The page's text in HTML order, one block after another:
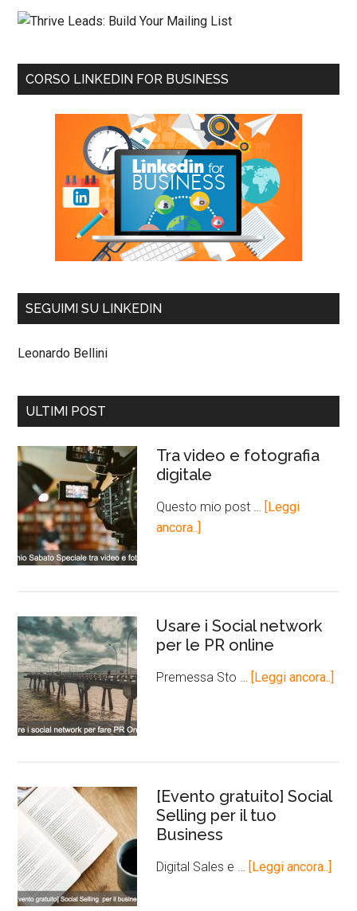
CORSO LINKEDIN FOR BUSINESS
SEGUIMI SU LINKEDIN
Leonardo Bellini
ULTIMI POST
Tra video e fotografia
digitale
Questo mio post …
[Leggi
ancora..]
Usare i Social network
per le PR online
Premessa Sto … [Leggi ancora..]
[Evento gratuito] Social
Selling per il tuo
Business
Digital Sales e … [Leggi ancora..]